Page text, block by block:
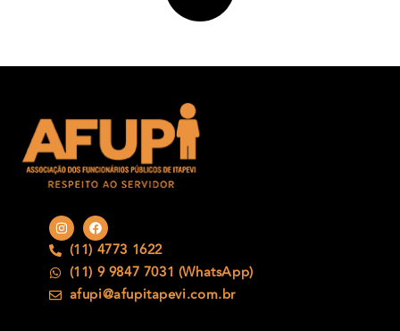
(11) 4773 1622
(11) 9 9847 7031 (WhatsApp)
afupi@afupitapevi.com.br